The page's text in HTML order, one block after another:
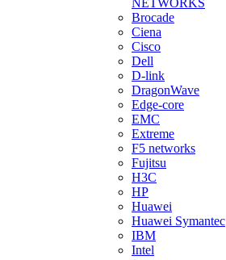
NETWORKS
Brocade
Ciena
Cisco
Dell
D-link
DragonWave
Edge-core
EMC
Extreme
F5 networks
Fujitsu
H3С
HP
Huawei
Huawei Symantec
IBM
Intel